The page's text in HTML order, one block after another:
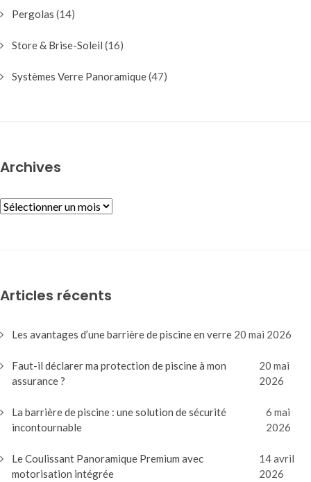
Pergolas (14)
Store & Brise-Soleil (16)
Systèmes Verre Panoramique(47)
Archives
ARCHIVES
Articles récents
Les avantages d’une barrière de piscine en verre 20 mai 2026
Faut-il déclarer ma protection de piscine à mon
assurance ?
20 mai
2026
La barrière de piscine : une solution de sécurité
incontournable
6 mai
2026
Le Coulissant Panoramique Premium avec
motorisation intégrée
14 avril
2026